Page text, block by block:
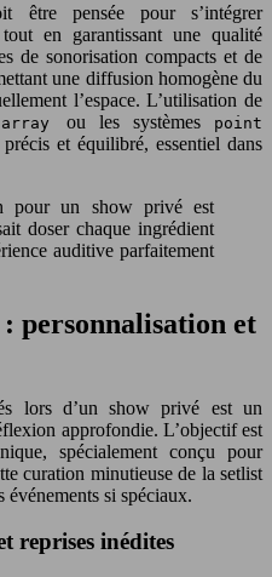
être pensée pour s’intégrer
tout en garantissant une qualité
de sonorisation compacts et de
une diffusion homogène du
l’espace. L’utilisation de
ou les systèmes
point
et équilibré, essentiel dans
pour un show privé est
doser chaque ingrédient
auditive parfaitement
personnalisation et
lors d’un show privé est un
approfondie. L’objectif est
spécialement conçu pour
curation minutieuse de la setlist
événements si spéciaux.
reprises inédites